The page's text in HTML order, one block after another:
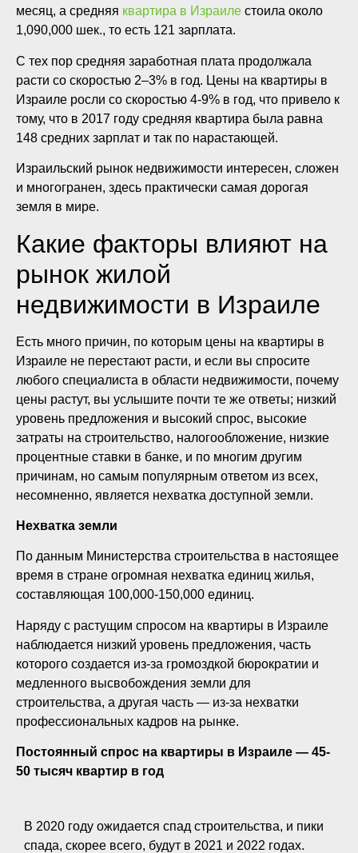
месяц, а средняя квартира в Израиле стоила около
1,090,000 шек., то есть 121 зарплата.
С тех пор средняя заработная плата продолжала
расти со скоростью 2–3% в год. Цены на квартиры в
Израиле росли со скоростью 4-9% в год, что привело к
тому, что в 2017 году средняя квартира была равна
148 средних зарплат и так по нарастающей.
Израильский рынок недвижимости интересен, сложен
и многогранен, здесь практически самая дорогая
земля в мире.
Какие факторы влияют на
рынок жилой
недвижимости в Израиле
Есть много причин, по которым цены на квартиры в
Израиле не перестают расти, и если вы спросите
любого специалиста в области недвижимости, почему
цены растут, вы услышите почти те же ответы; низкий
уровень предложения и высокий спрос, высокие
затраты на строительство, налогообложение, низкие
процентные ставки в банке, и по многим другим
причинам, но самым популярным ответом из всех,
несомненно, является нехватка доступной земли.
Нехватка земли
По данным Министерства строительства в настоящее
время в стране огромная нехватка единиц жилья,
составляющая 100,000-150,000 единиц.
Наряду с растущим спросом на квартиры в Израиле
наблюдается низкий уровень предложения, часть
которого создается из-за громоздкой бюрократии и
медленного высвобождения земли для
строительства, а другая часть — из-за нехватки
профессиональных кадров на рынке.
Постоянный спрос на квартиры в Израиле — 45-
50 тысяч квартир в год
В 2020 году ожидается спад строительства, и пики
спада, скорее всего, будут в 2021 и 2022 годах.